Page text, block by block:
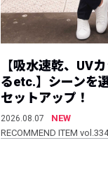
【吸水速乾、UV
るetc.】シーンを
セットアップ！
2026.08.07
NEW
RECOMMEND ITEM vol.334